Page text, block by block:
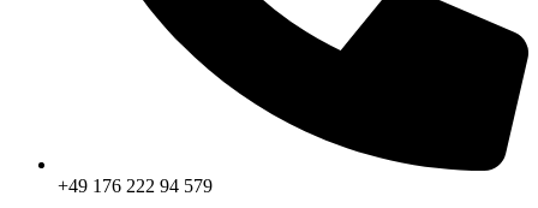
+49 176 222 94 579